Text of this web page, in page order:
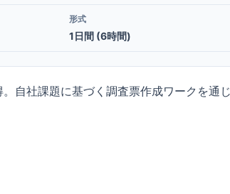
形式
1日間 (6時間)
自社課題に基づく調査票作成ワークを通